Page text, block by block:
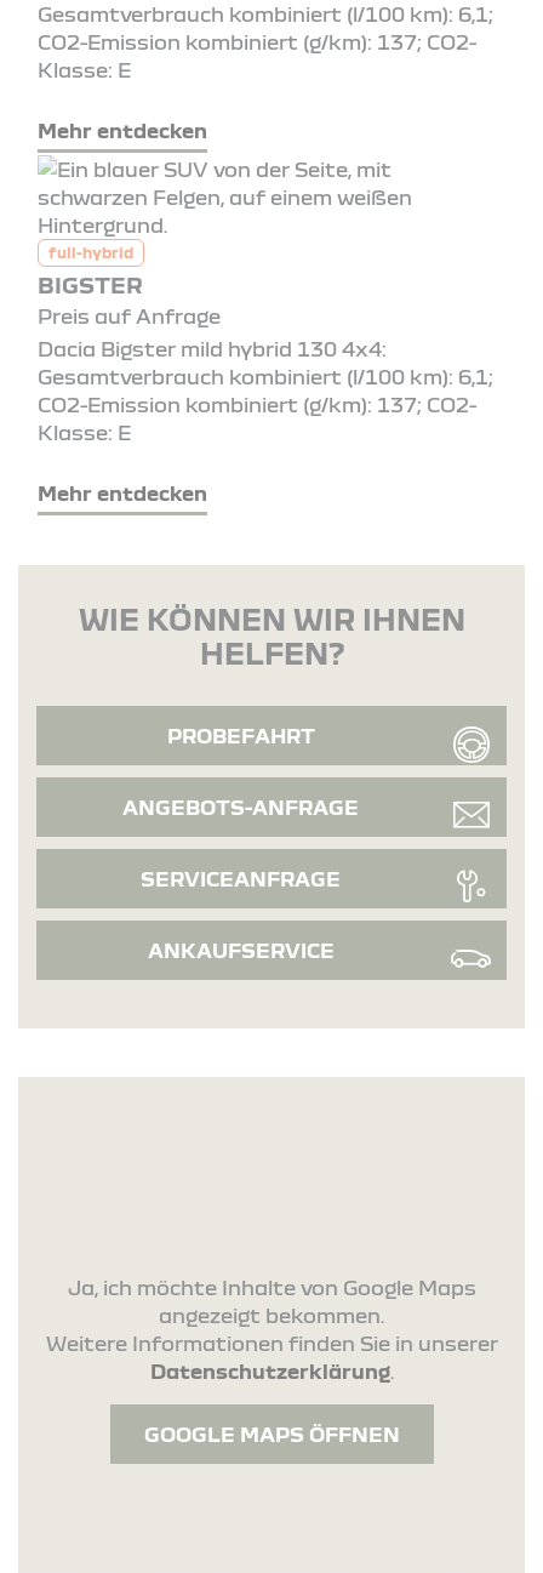
Gesamtverbrauch kombiniert (l/100 km): 6,1;
CO2-Emission kombiniert (g/km): 137; CO2-
Klasse: E
Mehr entdecken
full-hybrid
BIGSTER
Preis auf Anfrage
Dacia Bigster mild hybrid 130 4x4:
Gesamtverbrauch kombiniert (l/100 km): 6,1;
CO2-Emission kombiniert (g/km): 137; CO2-
Klasse: E
Mehr entdecken
WIE KÖNNEN WIR IHNEN
HELFEN?
PROBEFAHRT
ANGEBOTS-ANFRAGE
SERVICEANFRAGE
ANKAUFSERVICE
Ja, ich möchte Inhalte von Google Maps
angezeigt bekommen.
Weitere Informationen finden Sie in unserer
Datenschutzerklärung.
GOOGLE MAPS ÖFFNEN